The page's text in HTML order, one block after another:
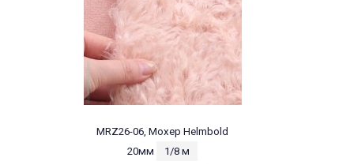
MRZ26-06, Мохер Helmbold
20мм
1/8 м